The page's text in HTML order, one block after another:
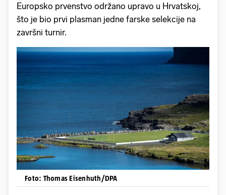
Europsko prvenstvo održano upravo u Hrvatskoj,
što je bio prvi plasman jedne farske selekcije na
završni turnir.
Foto: Thomas Eisenhuth/DPA